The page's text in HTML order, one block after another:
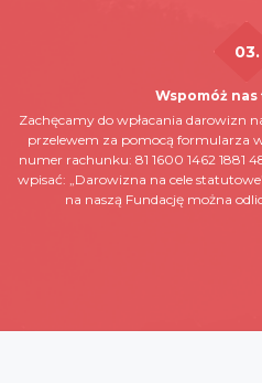
Wspomóż
Zachęcamy do wpłacania darowizn
przelewem za pomocą formularza w
numer rachunku: 81 1600 1462
wpisać: „Darowizna na cele
na naszą Fundację można